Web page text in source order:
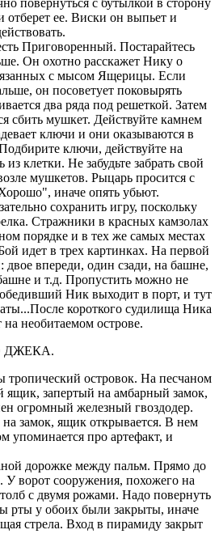
отберет ее. Виски он выпьет и
Приговоренный. Постарайтесь
Он охотно расскажет Нику о
с мысом Ящерицы. Если
он посоветует поковырять
два ряда под решеткой. Затем
сбить мушкет. Действуйте камнем
ключи и они оказываются в
ключи, действуйте на
клетки. Не забудьте забрать свой
мушкетов. Рыцарь просится с
иначе опять убьют.
сохранить игру, поскольку
Стражники в красных камзолах
порядке и в тех же самых местах
идет в трех картинках. На первой
двое впереди, один сзади, на башне,
и т.д. Пропустить можно не
Ник выходит в порт, и тут
короткого судилища Ника
необитаемом острове.
ДЖЕКА.
островок. На песчаном
ящик, запертый на амбарный замок,
огромный железный гвоздодер.
на замок, ящик открывается. В нем
упоминается про артефакт, и
дорожке между пальм. Прямо до
У ворот сооружения, похожего на
с двумя рожами. Надо повернуть
рты у обоих были закрыты, иначе
стрела. Вход в пирамиду закрыт